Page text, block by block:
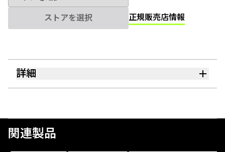
ストアを選択 正規販売店情報
詳細
関連製品